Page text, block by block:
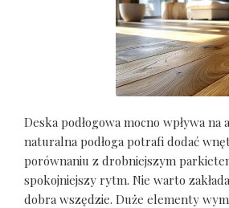
Deska podłogowa mocno wpływa na
naturalna podłoga potrafi dodać
porównaniu z drobniejszym
spokojniejszy rytm. Nie warto
dobra wszędzie. Duże elementy